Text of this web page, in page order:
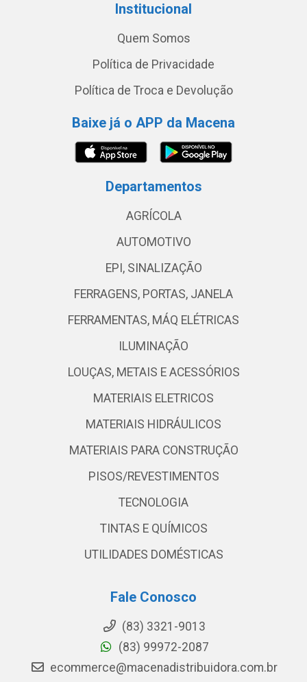
Institucional
Quem Somos
Política de Privacidade
Política de Troca e Devolução
Baixe já o APP da Macena
Departamentos
AGRÍCOLA
AUTOMOTIVO
EPI, SINALIZAÇÃO
FERRAGENS, PORTAS, JANELA
FERRAMENTAS, MÁQ ELÉTRICAS
ILUMINAÇÃO
LOUÇAS, METAIS E ACESSÓRIOS
MATERIAIS ELETRICOS
MATERIAIS HIDRÁULICOS
MATERIAIS PARA CONSTRUÇÃO
PISOS/REVESTIMENTOS
TECNOLOGIA
TINTAS E QUÍMICOS
UTILIDADES DOMÉSTICAS
Fale Conosco
(83) 3321-9013
(83) 99972-2087
ecommerce@macenadistribuidora.com.br